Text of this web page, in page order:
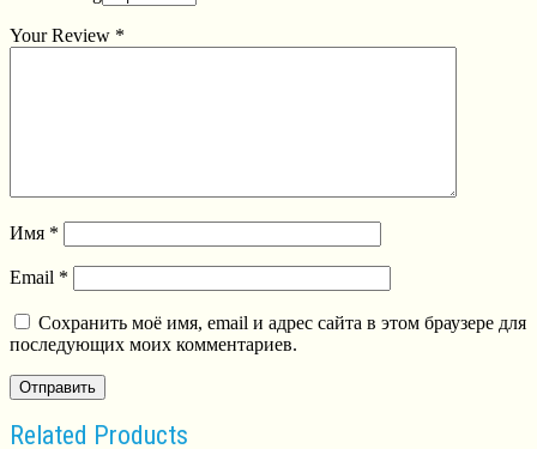
Your Review *
Имя *
Email *
Сохранить моё имя, email и адрес сайта в этом браузере для
последующих моих комментариев.
Related Products